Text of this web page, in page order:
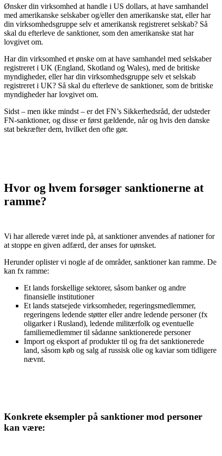
Ønsker din virksomhed at handle i US dollars, at have samhandel
med amerikanske selskaber og/eller den amerikanske stat, eller har
din virksomhedsgruppe selv et amerikansk registreret selskab? Så
skal du efterleve de sanktioner, som den amerikanske stat har
lovgivet om.
Har din virksomhed et ønske om at have samhandel med selskaber
registreret i UK (England, Skotland og Wales), med de britiske
myndigheder, eller har din virksomhedsgruppe selv et selskab
registreret i UK? Så skal du efterleve de sanktioner, som de britiske
myndigheder har lovgivet om.
Sidst – men ikke mindst – er det FN’s Sikkerhedsråd, der udsteder
FN-sanktioner, og disse er først gældende, når og hvis den danske
stat bekræfter dem, hvilket den ofte gør.
Hvor og hvem forsøger sanktionerne at
ramme?
Vi har allerede været inde på, at sanktioner anvendes af nationer for
at stoppe en given adfærd, der anses for uønsket.
Herunder oplister vi nogle af de områder, sanktioner kan ramme. De
kan fx ramme:
Et lands forskellige sektorer, såsom banker og andre
finansielle institutioner
Et lands statsejede virksomheder, regeringsmedlemmer,
regeringens ledende støtter eller andre ledende personer (fx
oligarker i Rusland), ledende militærfolk og eventuelle
familiemedlemmer til sådanne sanktionerede personer
Import og eksport af produkter til og fra det sanktionerede
land, såsom køb og salg af russisk olie og kaviar som tidligere
nævnt.
Konkrete eksempler på sanktioner mod personer
kan være: